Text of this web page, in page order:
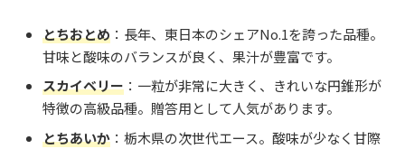
とちおとめ ：長年、東日本のシェアNo.1を誇った品種。
甘味と酸味のバランスが良く、果汁が豊富です。
スカイベリー ：一粒が非常に大きく、きれいな円錐形が
特徴の高級品種。贈答用として人気があります。
とちあいか ：栃木県の次世代エース。酸味が少なく甘際